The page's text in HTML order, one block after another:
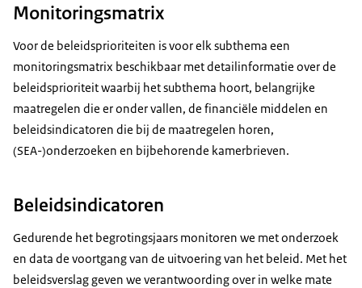
Monitoringsmatrix
Voor de beleidsprioriteiten is voor elk subthema een
monitoringsmatrix beschikbaar met detailinformatie over de
beleidsprioriteit waarbij het subthema hoort, belangrijke
maatregelen die er onder vallen, de financiële middelen en
beleidsindicatoren die bij de maatregelen horen,
(SEA-)onderzoeken en bijbehorende kamerbrieven.
Beleidsindicatoren
Gedurende het begrotingsjaars monitoren we met onderzoek
en data de voortgang van de uitvoering van het beleid. Met het
beleidsverslag geven we verantwoording over in welke mate